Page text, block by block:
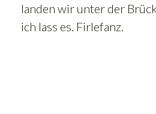
landen wir unter der
ich lass es. Firlefanz.